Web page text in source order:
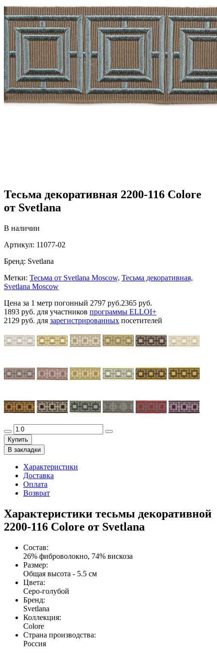
Тесьма декоративная 2200-116 Colore
от Svetlana
В наличии
Артикул: 11077-02
Бренд: Svetlana
Метки: Тесьма от Svetlana Moscow, Тесьма декоративная,
Svetlana Moscow
Цена за 1 метр погонный 2797 руб.2365 руб.
1893 руб. для участников программы ELLOI+
2129 руб. для зарегистрированных посетителей
Купить
В закладки
Характеристики
Доставка
Оплата
Возврат
Характеристики тесьмы декоративной
2200-116 Colore от Svetlana
Состав:
26% фиброволокно, 74% вискоза
Размер:
Общая высота - 5.5 см
Цвета:
Серо-голубой
Бренд:
Svetlana
Коллекция:
Colore
Страна производства:
Россия